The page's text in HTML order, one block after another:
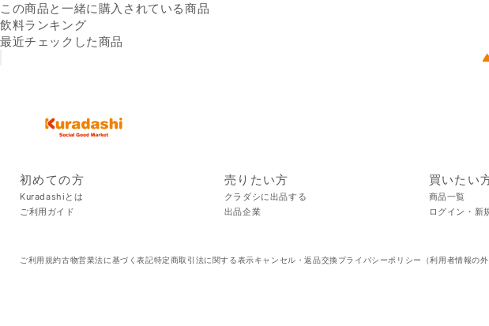
この商品と一緒に購入されている商品
飲料ランキング
最近チェックした商品
初めての方
Kuradashiとは
ご利用ガイド
売りたい方
クラダシに出品する
出品企業
買いたい
商品一覧
ログイン・新
ご利用規約古物営業法に基づく表記特定商取引法に関する表示キャンセル・返品交換プライバシーポリシー（利用者情報の